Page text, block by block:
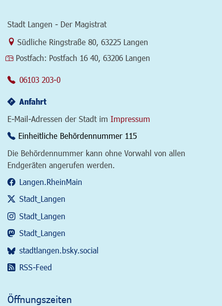
Stadt Langen - Der Magistrat
Link zur Google-Maps Navigation
Südliche Ringstraße 80, 63225 Langen
Postfach: Postfach 16 40, 63206 Langen
06103 203-0
Anfahrt
E-Mail-Adressen der Stadt im Impressum
Einheitliche Behördennummer 115
Die Behördennummer kann ohne Vorwahl von allen
Endgeräten angerufen werden.
Langen.RheinMain
Stadt_Langen
Stadt_Langen
Stadt_Langen
stadtlangen.bsky.social
RSS-Feed
Öffnungszeiten